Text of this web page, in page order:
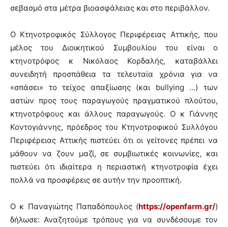
σεβασμό στα μέτρα βιοασφάλειας και στο περιβάλλον.
Ο Κτηνοτροφικός Σύλλογος Περιφέρειας Αττικής, που
μέλος του Διοικητικού Συμβουλίου του είναι ο
κτηνοτρόφος κ Νικόλαος Κορδαλής, καταβάλλει
συνειδητή προσπάθεια τα τελευταία χρόνια για να
«σπάσει» το τείχος απαξίωσης (και bullying …) των
αστών προς τους παραγωγούς πραγματικού πλούτου,
κτηνοτρόφους και άλλους παραγωγούς. Ο κ Γιάννης
Κοντογιάννης, πρόεδρος του Κτηνοτροφικού Συλλόγου
Περιφέρειας Αττικής πιστεύει ότι οι γείτονες πρέπει να
μάθουν να ζουν μαζί, σε συμβιωτικές κοινωνίες, και
πιστεύει ότι ιδιαίτερα η περιαστική κτηνοτροφία έχει
πολλά να προσφέρεις σε αυτήν την προοπτική.
Ο κ Παναγιώτης Παπαδόπουλος (https://openfarm.gr/)
δήλωσε: Αναζητούμε τρόπους για να συνδέσουμε τον